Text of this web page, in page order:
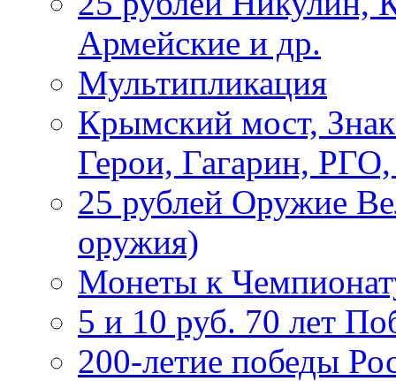
Армейские и др.
Мультипликация
Крымский мост,
Герои, Гагарин,
25 рублей Оружие
оружия)
Монеты к
5 и 10 руб. 70 лет
200-летие победы